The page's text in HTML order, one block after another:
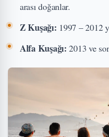
arası doğanlar.
Z Kuşağı: 1997 – 2012
Alfa Kuşağı: 2013 ve